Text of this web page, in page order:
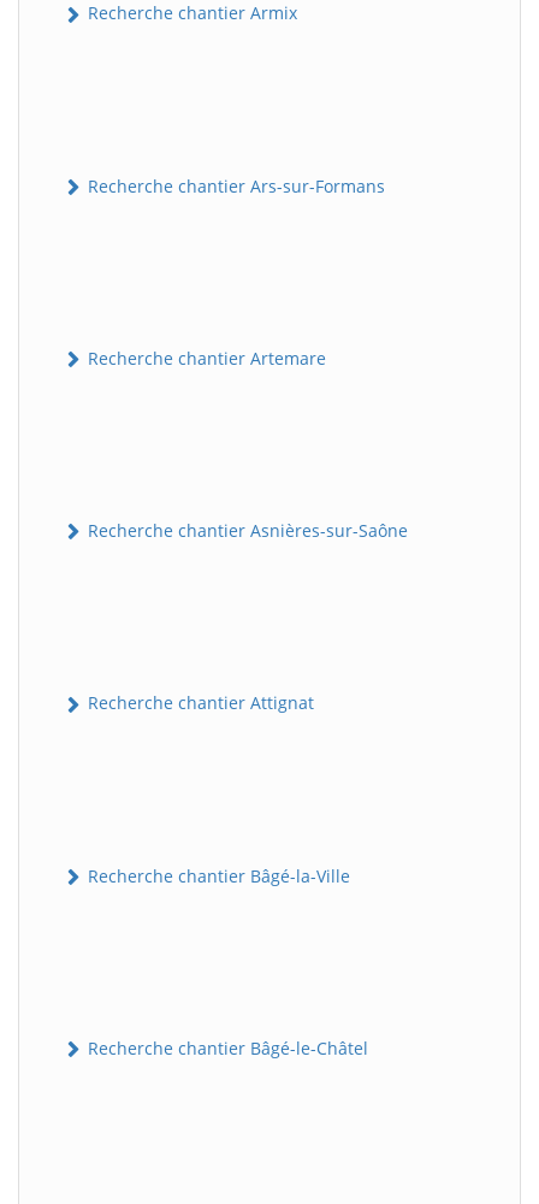
Recherche chantier Armix
Recherche chantier Ars-sur-Formans
Recherche chantier Artemare
Recherche chantier Asnières-sur-Saône
Recherche chantier Attignat
Recherche chantier Bâgé-la-Ville
Recherche chantier Bâgé-le-Châtel